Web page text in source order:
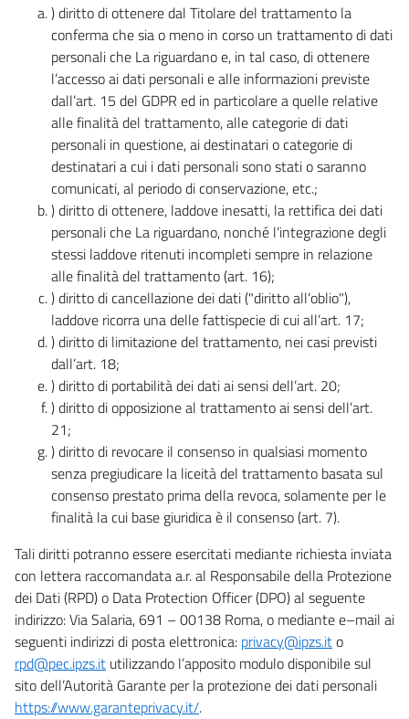
) diritto di ottenere dal Titolare del trattamento la
conferma che sia o meno in corso un trattamento di dati
personali che La riguardano e, in tal caso, di ottenere
l’accesso ai dati personali e alle informazioni previste
dall’art. 15 del GDPR ed in particolare a quelle relative
alle finalità del trattamento, alle categorie di dati
personali in questione, ai destinatari o categorie di
destinatari a cui i dati personali sono stati o saranno
comunicati, al periodo di conservazione, etc.;
) diritto di ottenere, laddove inesatti, la rettifica dei dati
personali che La riguardano, nonché l’integrazione degli
stessi laddove ritenuti incompleti sempre in relazione
alle finalità del trattamento (art. 16);
) diritto di cancellazione dei dati ("diritto all’oblio"),
laddove ricorra una delle fattispecie di cui all’art. 17;
) diritto di limitazione del trattamento, nei casi previsti
dall’art. 18;
) diritto di portabilità dei dati ai sensi dell’art. 20;
) diritto di opposizione al trattamento ai sensi dell’art.
21;
) diritto di revocare il consenso in qualsiasi momento
senza pregiudicare la liceità del trattamento basata sul
consenso prestato prima della revoca, solamente per le
finalità la cui base giuridica è il consenso (art. 7).
Tali diritti potranno essere esercitati mediante richiesta inviata
con lettera raccomandata a.r. al Responsabile della Protezione
dei Dati (RPD) o Data Protection Officer (DPO) al seguente
indirizzo: Via Salaria, 691 – 00138 Roma, o mediante e–mail ai
seguenti indirizzi di posta elettronica: privacy@ipzs.ito
rpd@pec.ipzs.it utilizzando l’apposito modulo disponibile sul
sito dell’Autorità Garante per la protezione dei dati personali
https://www.garanteprivacy.it/.